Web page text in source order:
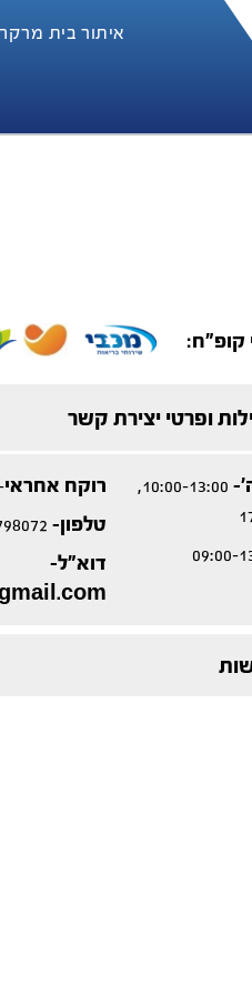
איתור בית
קופ"ח:
ופרטי יצירת קשר
10:00-13:00,
09:00-
רוקח אחראי
טלפון-
דוא"ל-